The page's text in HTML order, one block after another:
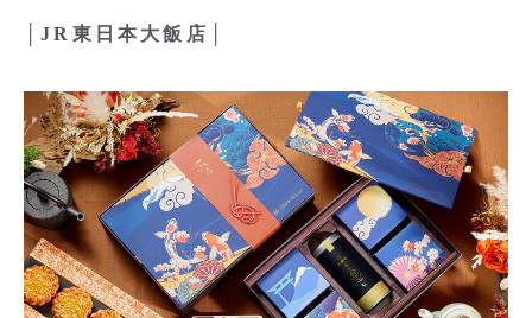
│JR東日本大飯店│